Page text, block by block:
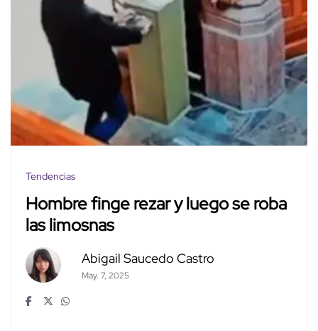
Tendencias
Hombre finge rezar y luego se roba
las limosnas
Abigail Saucedo Castro
May. 7, 2025